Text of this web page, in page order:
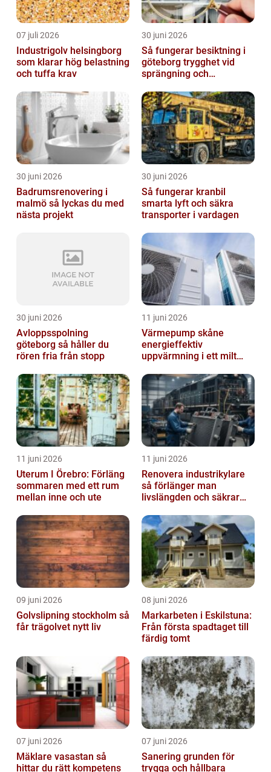
07 juli 2026
Industrigolv helsingborg
som klarar hög belastning
och tuffa krav
30 juni 2026
Så fungerar besiktning i
göteborg trygghet vid
sprängning och
30 juni 2026
Badrumsrenovering i
malmö så lyckas du med
nästa projekt
30 juni 2026
Så fungerar kranbil
smarta lyft och säkra
transporter i vardagen
30 juni 2026
Avloppsspolning
göteborg så håller du
rören fria från stopp
11 juni 2026
Värmepump skåne
energieffektiv
uppvärmning i ett milt
11 juni 2026
Uterum I Örebro: Förläng
sommaren med ett rum
mellan inne och ute
11 juni 2026
Renovera industrikylare
så förlänger man
livslängden och säkrar
09 juni 2026
Golvslipning stockholm så
får trägolvet nytt liv
08 juni 2026
Markarbeten i Eskilstuna:
Från första spadtaget till
färdig tomt
07 juni 2026
Mäklare vasastan så
hittar du rätt kompetens
07 juni 2026
Sanering grunden för
trygga och hållbara